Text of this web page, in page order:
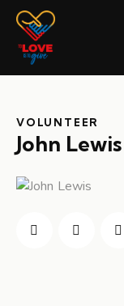
VOLUNTEER
John Lewis